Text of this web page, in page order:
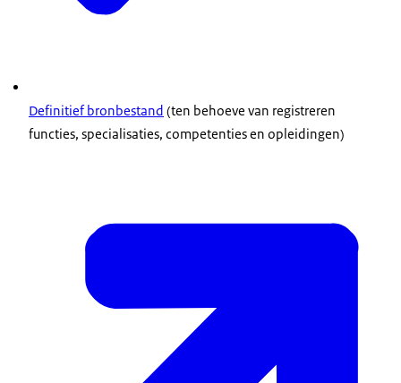
Definitief bronbestand (ten behoeve van registreren
functies, specialisaties, competenties en opleidingen)